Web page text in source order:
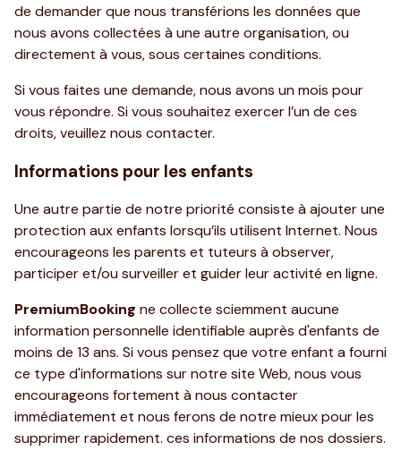
de demander que nous transférions les données que
nous avons collectées à une autre organisation, ou
directement à vous, sous certaines conditions.
Si vous faites une demande, nous avons un mois pour
vous répondre. Si vous souhaitez exercer l’un de ces
droits, veuillez nous contacter.
Informations pour les enfants
Une autre partie de notre priorité consiste à ajouter une
protection aux enfants lorsqu’ils utilisent Internet. Nous
encourageons les parents et tuteurs à observer,
participer et/ou surveiller et guider leur activité en ligne.
PremiumBooking ne collecte sciemment aucune
information personnelle identifiable auprès d'enfants de
moins de 13 ans. Si vous pensez que votre enfant a fourni
ce type d'informations sur notre site Web, nous vous
encourageons fortement à nous contacter
immédiatement et nous ferons de notre mieux pour les
supprimer rapidement. ces informations de nos dossiers.